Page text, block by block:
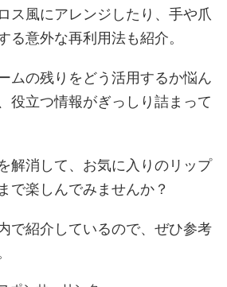
ス風にアレンジしたり、手や爪
る意外な再利用法も紹介。
ムの残りをどう活用するか悩ん
役立つ情報がぎっしり詰まって
解消して、お気に入りのリップ
で楽しんでみませんか？
で紹介しているので、ぜひ参考